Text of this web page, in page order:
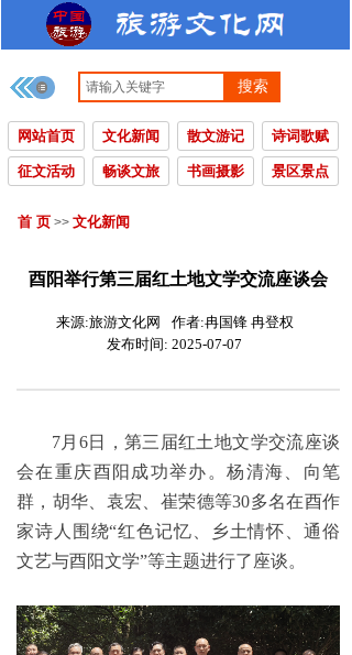
搜索
网站首页 文化新闻 散文游记 诗词歌赋
征文活动 畅谈文旅 书画摄影 景区景点
首 页 >> 文化新闻
酉阳举行第三届红土地文学交流座谈会
来源:旅游文化网 作者:冉国锋 冉登权
发布时间: 2025-07-07
7月6日，第三届红土地文学交流座谈
会在重庆酉阳成功举办。杨清海、向笔
群，胡华、袁宏、崔荣德等30多名在酉作
家诗人围绕“红色记忆、乡土情怀、通俗
文艺与酉阳文学”等主题进行了座谈。